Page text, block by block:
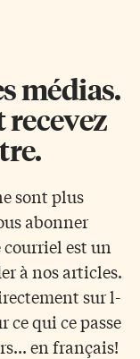
médias.
recevez
sont plus
abonner
est un
à nos articles.
sur l-
ce qui ce passe
en français!